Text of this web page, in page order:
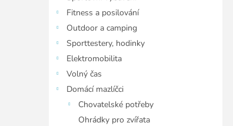
Fitness a posilování
Outdoor a camping
Sporttestery, hodinky
Elektromobilita
Volný čas
Domácí mazlíčci
Chovatelské potřeby
Ohrádky pro zvířata